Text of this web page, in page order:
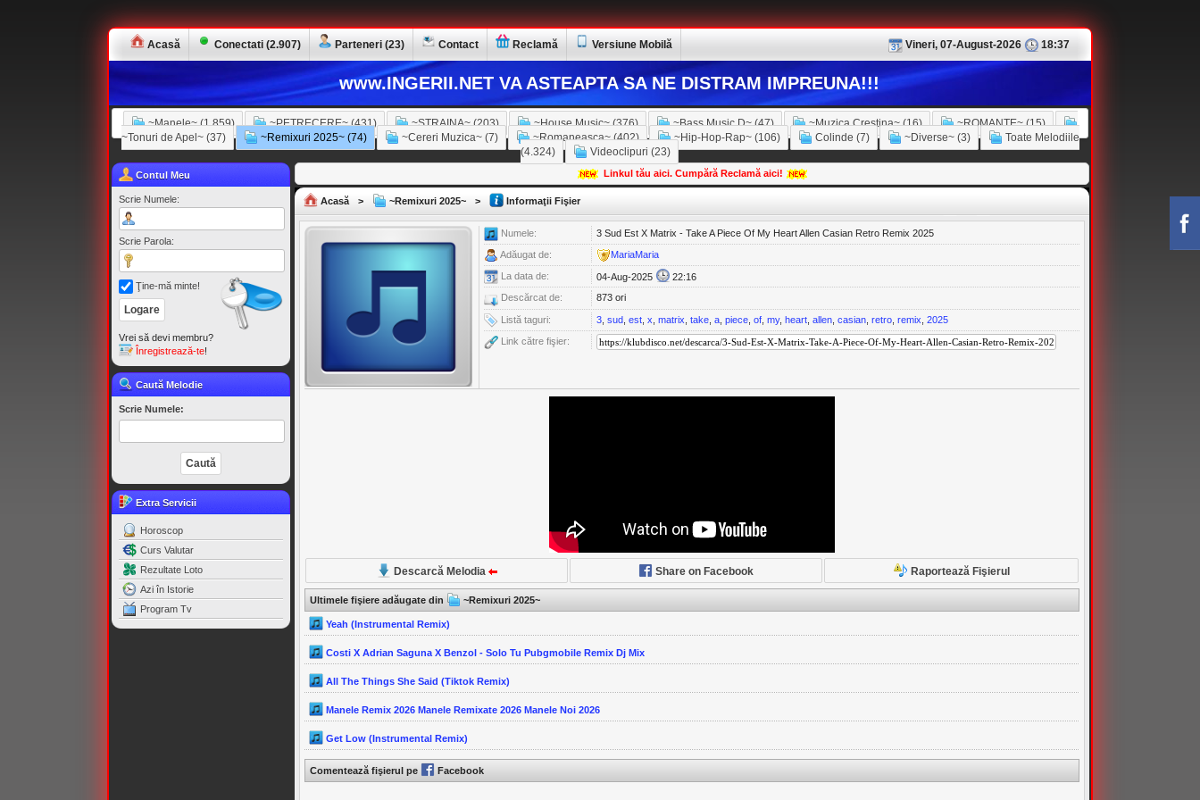
Acasă Conectati (2.907) Parteneri (23) Contact Reclamă Versiune Mobilă Vineri, 07-August-2026 18:37
www.INGERII.NET VA ASTEAPTA SA NE DISTRAM IMPREUNA!!!
~Manele~ (1.859) ~PETRECERE~ (431) ~STRAINA~ (203) ~House Music~ (376) ~Bass Music D~ (47) ~Muzica Crestina~ (16)
~ROMANTE~ (15)
~Tonuri de Apel~ (37)
~Remixuri 2025~ (74) ~Cereri Muzica~ (7) ~Romaneasca~ (402) ~Hip-Hop-Rap~ (106) Colinde (7) ~Diverse~ (3)
Toate Melodiile
(4.324)
Videoclipuri (23)
Contul Meu
Scrie Numele:
Scrie Parola:
Ţine-mă minte!
Vrei să devi membru?
Înregistrează-te!
Caută Melodie
Scrie Numele:
Extra Servicii
Horoscop
Curs Valutar
Rezultate Loto
Azi în Istorie
Program Tv
Linkul tău aici. Cumpără Reclamă aici!
Acasă > ~Remixuri 2025~ > Informaţii Fişier
Numele: 3 Sud Est X Matrix - Take A Piece Of My Heart Allen Casian Retro Remix 2025
Adăugat de: MariaMaria
La data de: 04-Aug-2025
22:16
Descărcat de:
873 ori
Listă taguri: 3 sud est x matrix take a piece of my, heart allen casian retro remix 2025
Link către fişier:
Descarcă Melodia Share on Facebook Raportează Fişierul
Ultimele fişiere adăugate din ~Remixuri 2025~
Yeah (Instrumental Remix)
Costi X Adrian Saguna X Benzol - Solo Tu Pubgmobile Remix Dj Mix
All The Things She Said (Tiktok Remix)
Manele Remix 2026 Manele Remixate 2026 Manele Noi 2026
Get Low (Instrumental Remix)
Comentează fişierul pe Facebook